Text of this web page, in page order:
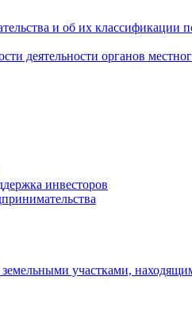
и об их классификации
деятельности органов
инвесторов
участками,